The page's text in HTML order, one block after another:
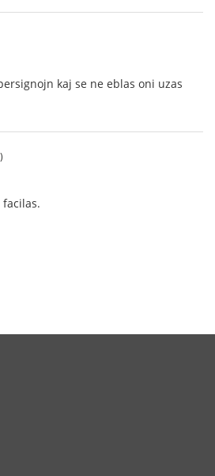
kaj se ne eblas oni uzas
)